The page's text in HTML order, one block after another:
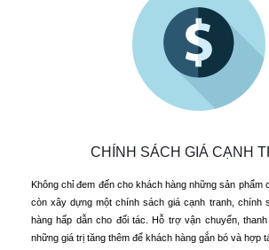
CHÍNH SÁCH GIÁ CẠNH
Không chỉ đem đến cho khách hàng những sản phẩm
còn xây dựng một chính sách giá cạnh tranh, chính
hàng hấp dẫn cho đối tác. Hỗ trợ vận chuyển,
những giá trị tăng thêm để khách hàng gắn bó và hợp